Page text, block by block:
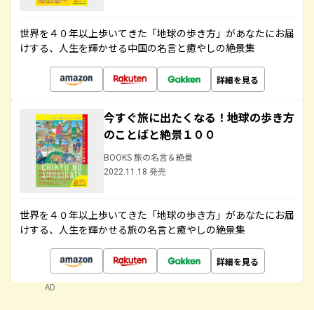
世界を４０年以上歩いてきた「地球の歩き方」があなたにお届
けする、人生を輝かせる中国の名言と癒やしの絶景集
詳細を見る
今すぐ旅に出たくなる！地球の歩き方
のことばと絶景１００
BOOKS 旅の名言＆絶景
2022.11.18 発売
世界を４０年以上歩いてきた「地球の歩き方」があなたにお届
けする、人生を輝かせる旅の名言と癒やしの絶景集
詳細を見る
AD